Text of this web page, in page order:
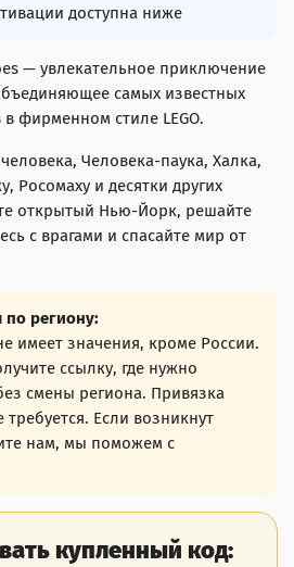
доступна ниже
— увлекательное приключение
самых известных
в фирменном стиле LEGO.
Человека-паука, Халка,
Росомаху и десятки других
открытый Нью-Йорк, решайте
с врагами и спасайте мир от
региону:
имеет значения, кроме России.
ссылку, где нужно
смены региона. Привязка
Если возникнут
нам, мы поможем с
купленный код: